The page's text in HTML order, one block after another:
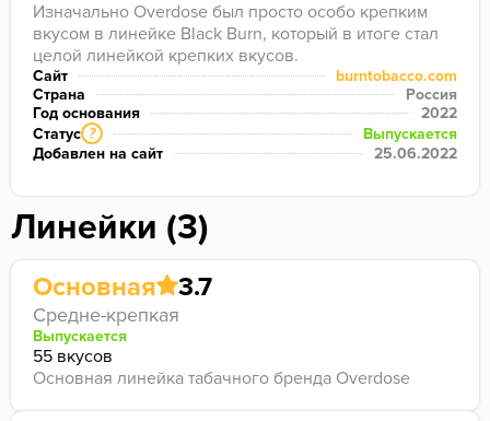
Изначально Overdose был просто особо крепким
вкусом в линейке Black Burn, который в итоге стал
целой линейкой крепких вкусов.
Сайт
burntobacco.com
Страна
Россия
Год основания
2022
Статус ?
Выпускается
Добавлен на сайт
25.06.2022
Линейки (3)
Основная 3.7
Средне-крепкая
Выпускается
55 вкусов
Основная линейка табачного бренда Overdose